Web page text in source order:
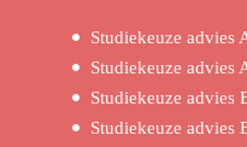
Studiekeuze advies
Studiekeuze advies
Studiekeuze advies
Studiekeuze advies